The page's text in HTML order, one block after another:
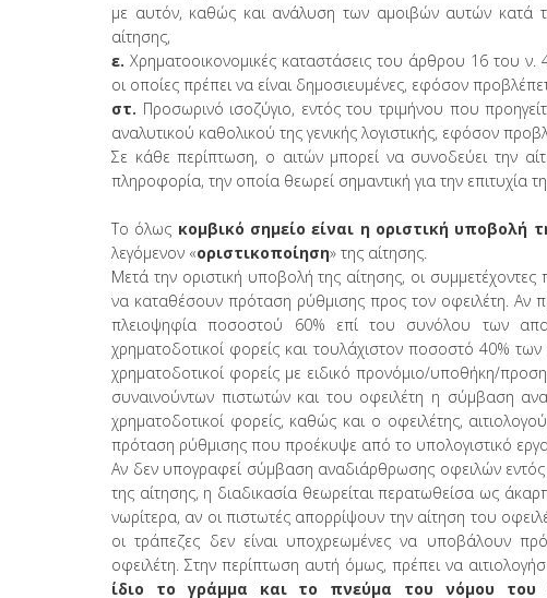
με αυτόν, καθώς και ανάλυση των αμοιβών αυτών κατά
αίτησης,
ε. Χρηματοοικονομικές καταστάσεις του άρθρου 16 του ν.
οι οποίες πρέπει να είναι δημοσιευμένες, εφόσον
στ. Προσωρινό ισοζύγιο, εντός του τριμήνου που
αναλυτικού καθολικού της γενικής λογιστικής, εφόσον
Σε κάθε περίπτωση, ο αιτών μπορεί να συνοδεύει την
πληροφορία, την οποία θεωρεί σημαντική για την επιτυχία
Το όλως κομβικό σημείο είναι η οριστική
λεγόμενον «οριστικοποίηση» της αίτησης.
Μετά την οριστική υποβολή της αίτησης, οι συμμετέχοντες
να καταθέσουν πρόταση ρύθμισης προς τον οφειλέτη. Αν
πλειοψηφία ποσοστού 60% επί του συνόλου των
χρηματοδοτικοί φορείς και τουλάχιστον ποσοστό 40%
χρηματοδοτικοί φορείς με ειδικό προνόμιο/υποθήκη/
συναινούντων πιστωτών και του οφειλέτη η σύμβαση
χρηματοδοτικοί φορείς, καθώς και ο οφειλέτης,
πρόταση ρύθμισης που προέκυψε από το υπολογιστικό
Αν δεν υπογραφεί σύμβαση αναδιάρθρωσης οφειλών
της αίτησης, η διαδικασία θεωρείται περατωθείσα ως
νωρίτερα, αν οι πιστωτές απορρίψουν την αίτηση του
οι τράπεζες δεν είναι υποχρεωμένες να υποβάλουν
οφειλέτη. Στην περίπτωση αυτή όμως, πρέπει να
ίδιο το γράμμα και το πνεύμα του νόμου του